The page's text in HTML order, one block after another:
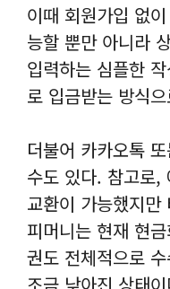
이때 회원가입 없
능할 뿐만 아니라
입력하는 심플한
로 입금받는 방식
더불어 카카오톡
수도 있다. 참고로,
교환이 가능했지만
피머니는 현재 현
권도 전체적으로